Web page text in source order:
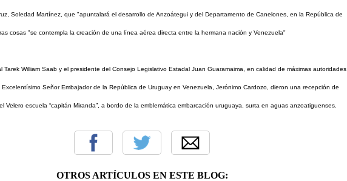
Soledad Martínez, que "apuntalará el desarrollo de Anzoátegui y del Departamento de Canelones, en la República de
cosas "se contempla la creación de una línea aérea directa entre la hermana nación y Venezuela"
Tarek William Saab y el presidente del Consejo Legislativo Estadal Juan Guaramaima, en calidad de máximas autoridades
Señor Embajador de la República de Uruguay en Venezuela, Jerónimo Cardozo, dieron una recepción de
Velero escuela “capitán Miranda”, a bordo de la emblemática embarcación uruguaya, surta en aguas anzoatiguenses.
OTROS ARTÍCULOS EN ESTE BLOG: